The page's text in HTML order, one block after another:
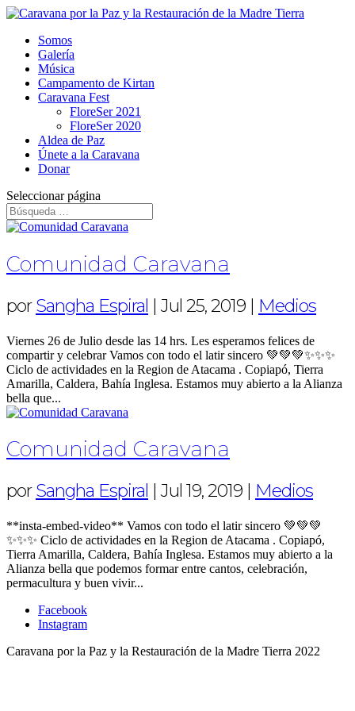
Somos
Galería
Música
Campamento de Kirtan
Caravana Fest
FloreSer 2021
FloreSer 2020
Aldea de Paz
Únete a la Caravana
Donar
Seleccionar página
Comunidad Caravana
porSangha Espiral |Jul 25, 2019 | Medios
Viernes 26 de Julio desde las 14 hrs. Les esperamos felices de
compartir y celebrar Vamos con todo el latir sincero 💚💚💚✨✨✨
Ciclo de actividades en la Region de Atacama . Copiapó, Tierra
Amarilla, Caldera, Bahía Inglesa. Estamos muy abierto a la Alianza
bella que...
Comunidad Caravana
porSangha Espiral |Jul 19, 2019 Medios
**insta-embed-video** Vamos con todo el latir sincero 💚💚💚
✨✨✨ Ciclo de actividades en la Region de Atacama . Copiapó,
Tierra Amarilla, Caldera, Bahía Inglesa. Estamos muy abierto a la
Alianza bella que podemos formar entre cantos, celebración,
permacultura y buen vivir...
Facebook
Instagram
Caravana por la Paz y la Restauración de la Madre Tierra 2022